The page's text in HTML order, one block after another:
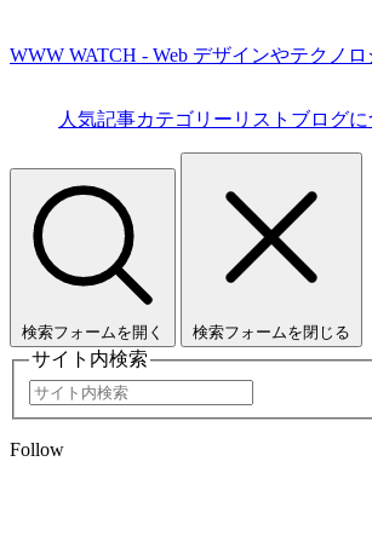
WWW WATCH - Web デザインやテクノ
人気記事カテゴリーリスト ブログに
検索フォームを開く 検索フォームを閉じる
サイト内検索
Follow